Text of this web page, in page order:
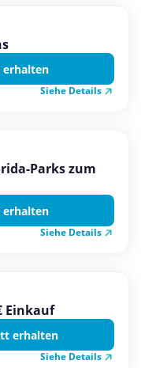
erhalten
Siehe Details
Parks zum
erhalten
Siehe Details
Einkauf
erhalten
Siehe Details